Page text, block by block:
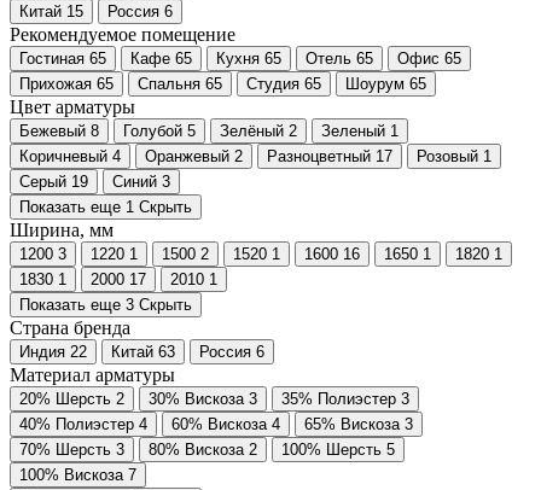
Китай 15 Россия 6
Рекомендуемое помещение
Гостиная 65 Кафе 65 Кухня 65 Отель 65 Офис 65
Прихожая 65 Спальня 65 Студия 65 Шоурум 65
Цвет арматуры
Бежевый 8 Голубой 5 Зелёный 2 Зеленый 1
Коричневый 4 Оранжевый 2 Разноцветный 17 Розовый 1
Серый 19 Синий 3
Показать еще 1 Скрыть
Ширина, мм
1200 3 1220 1 1500 2 1520 1 1600 16 1650 1 1820 1
1830 1 2000 17 2010 1
Показать еще 3 Скрыть
Страна бренда
Индия 22 Китай 63 Россия 6
Материал арматуры
20% Шерсть 2 30% Вискоза 3 35% Полиэстер 3
40% Полиэстер 4 60% Вискоза 4 65% Вискоза 3
70% Шерсть 3 80% Вискоза 2 100% Шерсть 5
100% Вискоза 7